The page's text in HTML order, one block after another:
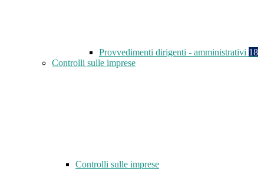
Provvedimenti dirigenti - amministrativi 18
Controlli sulle imprese
Controlli sulle imprese